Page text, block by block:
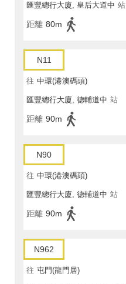
匯豐總行大廈, 皇后大道中 站
距離 80m
N11
往 中環(港澳碼頭)
匯豐總行大廈, 德輔道中 站
距離 90m
N90
往 中環(港澳碼頭)
匯豐總行大廈, 德輔道中 站
距離 90m
N962
往 屯門(龍門居)